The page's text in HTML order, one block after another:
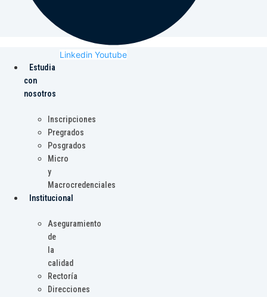
Linkedin Youtube
Estudia
con
nosotros
Inscripciones
Pregrados
Posgrados
Micro
y
Macrocredenciales
Institucional
Aseguramiento
de
la
calidad
Rectoría
Direcciones